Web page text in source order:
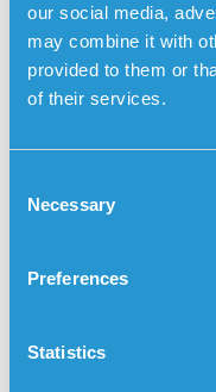
our social media,
may combine it with
provided to them or
of their services.
Necessary
Preferences
Statistics
kulku kullekin
ovat välttämättömiä
tarjoamiseksi.
voimme paremmin